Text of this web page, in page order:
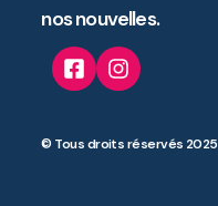
nos nouvelles.
© Tous droits réservés 2025